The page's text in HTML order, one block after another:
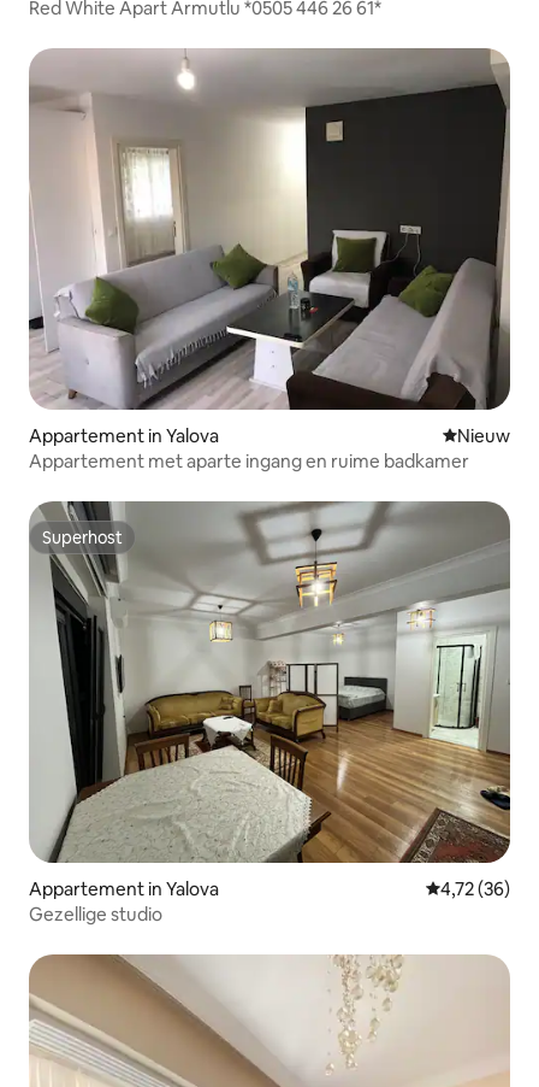
Red White Apart Armutlu *0505 446 26 61*
Appartement in Yalova Nieuwe
Nieuw
Appartement met aparte ingang en ruime badkamer
Superhost
Superhost
Appartement in Yalova Gemiddelde
4,72 (36)
Gezellige studio